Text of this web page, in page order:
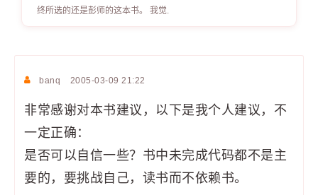
终所选的还是彭师的这本书。 我觉.
banq 2005-03-09 21:22
非常感谢对本书建议，以下是我个人建议，不
一定正确：
是否可以自信一些？书中未完成代码都不是主
要的，要挑战自己，读书而不依赖书。